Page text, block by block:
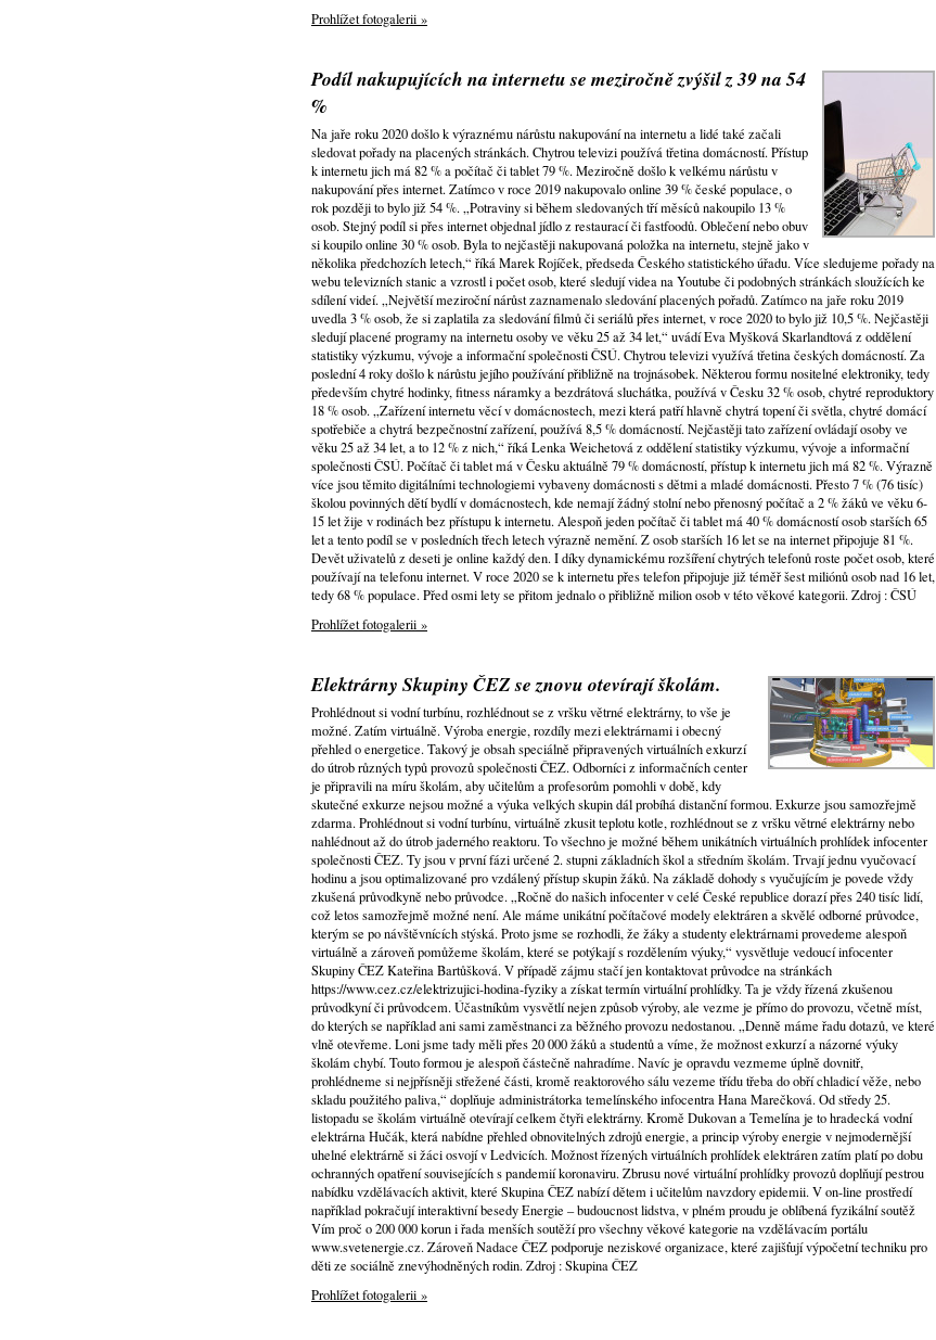
Prohlížet fotogalerii »
Podíl nakupujících na internetu se meziročně zvýšil z 39 na 54
%
Na jaře roku 2020 došlo k výraznému nárůstu nakupování na internetu a lidé také začali
sledovat pořady na placených stránkách. Chytrou televizi používá třetina domácností. Přístup
k internetu jich má 82 % a počítač či tablet 79 %. Meziročně došlo k velkému nárůstu v
nakupování přes internet. Zatímco v roce 2019 nakupovalo online 39 % české populace, o
rok později to bylo již 54 %. „Potraviny si během sledovaných tří měsíců nakoupilo 13 %
osob. Stejný podíl si přes internet objednal jídlo z restaurací či fastfoodů. Oblečení nebo obuv
si koupilo online 30 % osob. Byla to nejčastěji nakupovaná položka na internetu, stejně jako v
několika předchozích letech,“ říká Marek Rojíček, předseda Českého statistického úřadu. Více sledujeme pořady na
webu televizních stanic a vzrostl i počet osob, které sledují videa na Youtube či podobných stránkách sloužících ke
sdílení videí. „Největší meziroční nárůst zaznamenalo sledování placených pořadů. Zatímco na jaře roku 2019
uvedla 3 % osob, že si zaplatila za sledování filmů či seriálů přes internet, v roce 2020 to bylo již 10,5 %. Nejčastěji
sledují placené programy na internetu osoby ve věku 25 až 34 let,“ uvádí Eva Myšková Skarlandtová z oddělení
statistiky výzkumu, vývoje a informační společnosti ČSÚ. Chytrou televizi využívá třetina českých domácností. Za
poslední 4 roky došlo k nárůstu jejího používání přibližně na trojnásobek. Některou formu nositelné elektroniky, tedy
především chytré hodinky, fitness náramky a bezdrátová sluchátka, používá v Česku 32 % osob, chytré reproduktory
18 % osob. „Zařízení internetu věcí v domácnostech, mezi která patří hlavně chytrá topení či světla, chytré domácí
spotřebiče a chytrá bezpečnostní zařízení, používá 8,5 % domácností. Nejčastěji tato zařízení ovládají osoby ve
věku 25 až 34 let, a to 12 % z nich,“ říká Lenka Weichetová z oddělení statistiky výzkumu, vývoje a informační
společnosti ČSÚ. Počítač či tablet má v Česku aktuálně 79 % domácností, přístup k internetu jich má 82 %. Výrazně
více jsou těmito digitálními technologiemi vybaveny domácnosti s dětmi a mladé domácnosti. Přesto 7 % (76 tisíc)
školou povinných dětí bydlí v domácnostech, kde nemají žádný stolní nebo přenosný počítač a 2 % žáků ve věku 6-
15 let žije v rodinách bez přístupu k internetu. Alespoň jeden počítač či tablet má 40 % domácností osob starších 65
let a tento podíl se v posledních třech letech výrazně nemění. Z osob starších 16 let se na internet připojuje 81 %.
Devět uživatelů z deseti je online každý den. I díky dynamickému rozšíření chytrých telefonů roste počet osob, které
používají na telefonu internet. V roce 2020 se k internetu přes telefon připojuje již téměř šest miliónů osob nad 16 let,
tedy 68 % populace. Před osmi lety se přitom jednalo o přibližně milion osob v této věkové kategorii. Zdroj : ČSÚ
Prohlížet fotogalerii »
Elektrárny Skupiny ČEZ se znovu otevírají školám.
Prohlédnout si vodní turbínu, rozhlédnout se z vršku větrné elektrárny, to vše je
možné. Zatím virtuálně. Výroba energie, rozdíly mezi elektrárnami i obecný
přehled o energetice. Takový je obsah speciálně připravených virtuálních exkurzí
do útrob různých typů provozů společnosti ČEZ. Odborníci z informačních center
je připravili na míru školám, aby učitelům a profesorům pomohli v době, kdy
skutečné exkurze nejsou možné a výuka velkých skupin dál probíhá distanční formou. Exkurze jsou samozřejmě
zdarma. Prohlédnout si vodní turbínu, virtuálně zkusit teplotu kotle, rozhlédnout se z vršku větrné elektrárny nebo
nahlédnout až do útrob jaderného reaktoru. To všechno je možné během unikátních virtuálních prohlídek infocenter
společnosti ČEZ. Ty jsou v první fázi určené 2. stupni základních škol a středním školám. Trvají jednu vyučovací
hodinu a jsou optimalizované pro vzdálený přístup skupin žáků. Na základě dohody s vyučujícím je povede vždy
zkušená průvodkyně nebo průvodce. „Ročně do našich infocenter v celé České republice dorazí přes 240 tisíc lidí,
což letos samozřejmě možné není. Ale máme unikátní počítačové modely elektráren a skvělé odborné průvodce,
kterým se po návštěvnících stýská. Proto jsme se rozhodli, že žáky a studenty elektrárnami provedeme alespoň
virtuálně a zároveň pomůžeme školám, které se potýkají s rozdělením výuky,“ vysvětluje vedoucí infocenter
Skupiny ČEZ Kateřina Bartůšková. V případě zájmu stačí jen kontaktovat průvodce na stránkách
https://www.cez.cz/elektrizujici-hodina-fyziky a získat termín virtuální prohlídky. Ta je vždy řízená zkušenou
průvodkyní či průvodcem. Účastníkům vysvětlí nejen způsob výroby, ale vezme je přímo do provozu, včetně míst,
do kterých se například ani sami zaměstnanci za běžného provozu nedostanou. „Denně máme řadu dotazů, ve které
vlně otevřeme. Loni jsme tady měli přes 20 000 žáků a studentů a víme, že možnost exkurzí a názorné výuky
školám chybí. Touto formou je alespoň částečně nahradíme. Navíc je opravdu vezmeme úplně dovnitř,
prohlédneme si nejpřísněji střežené části, kromě reaktorového sálu vezeme třídu třeba do obří chladicí věže, nebo
skladu použitého paliva,“ doplňuje administrátorka temelínského infocentra Hana Marečková. Od středy 25.
listopadu se školám virtuálně otevírají celkem čtyři elektrárny. Kromě Dukovan a Temelína je to hradecká vodní
elektrárna Hučák, která nabídne přehled obnovitelných zdrojů energie, a princip výroby energie v nejmodernější
uhelné elektrárně si žáci osvojí v Ledvicích. Možnost řízených virtuálních prohlídek elektráren zatím platí po dobu
ochranných opatření souvisejících s pandemií koronaviru. Zbrusu nové virtuální prohlídky provozů doplňují pestrou
nabídku vzdělávacích aktivit, které Skupina ČEZ nabízí dětem i učitelům navzdory epidemii. V on-line prostředí
například pokračují interaktivní besedy Energie – budoucnost lidstva, v plném proudu je oblíbená fyzikální soutěž
Vím proč o 200 000 korun i řada menších soutěží pro všechny věkové kategorie na vzdělávacím portálu
www.svetenergie.cz. Zároveň Nadace ČEZ podporuje neziskové organizace, které zajišťují výpočetní techniku pro
děti ze sociálně znevýhodněných rodin. Zdroj : Skupina ČEZ
Prohlížet fotogalerii »